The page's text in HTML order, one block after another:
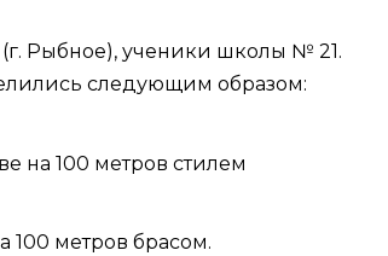
Рыбное), ученики школы № 21.
следующим образом:
на 100 метров стилем
100 метров брасом.